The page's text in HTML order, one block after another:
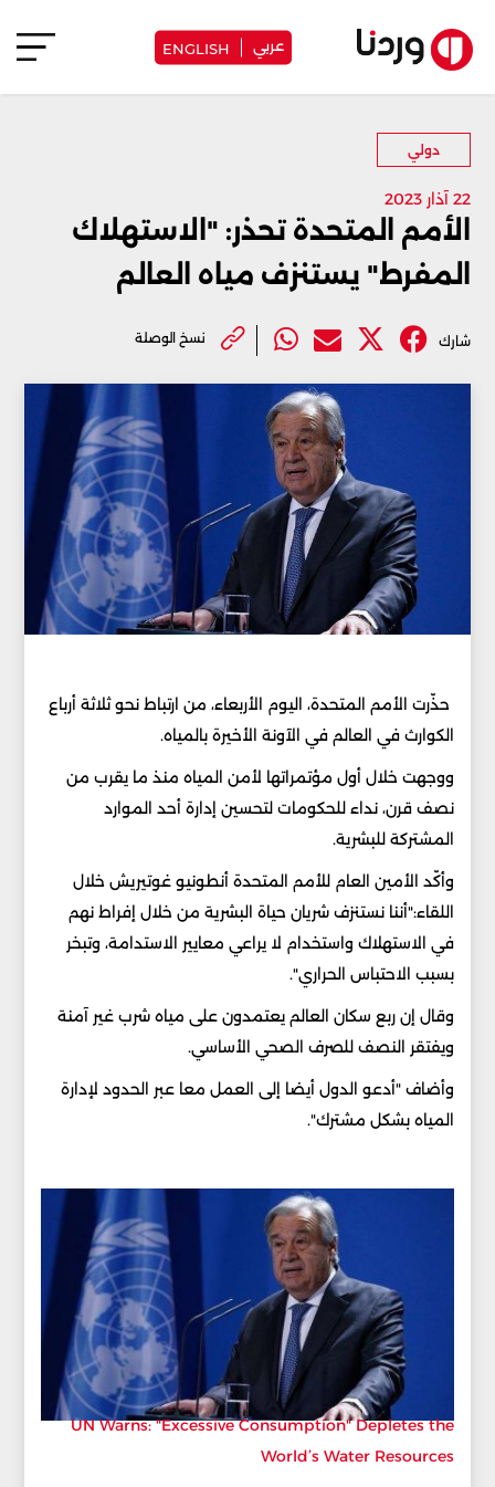
عربي ENGLISH
دولي
22 آذار 2023
الأمم المتحدة تحذر: "الاستهلاك
المفرط" يستنزف مياه العالم
شارك نسخ الوصلة
حذّرت الأمم المتحدة، اليوم الأربعاء، من ارتباط نحو ثلاثة أرباع
الكوارث في العالم في الآونة الأخيرة بالمياه.
ووجهت خلال أول مؤتمراتها لأمن المياه منذ ما يقرب من
نصف قرن، نداء للحكومات لتحسين إدارة أحد الموارد
المشتركة للبشرية.
وأكّد الأمين العام للأمم المتحدة أنطونيو غوتيريش خلال
اللقاء:"أننا نستنزف شريان حياة البشرية من خلال إفراط نهم
في الاستهلاك واستخدام لا يراعي معايير الاستدامة، وتبخر
بسبب الاحتباس الحراري".
وقال إن ربع سكان العالم يعتمدون على مياه شرب غير آمنة
ويفتقر النصف للصرف الصحي الأساسي.
وأضاف "أدعو الدول أيضا إلى العمل معا عبر الحدود لإدارة
المياه بشكل مشترك".
UN Warns: "Excessive Consumption" Depletes the
World’s Water Resources